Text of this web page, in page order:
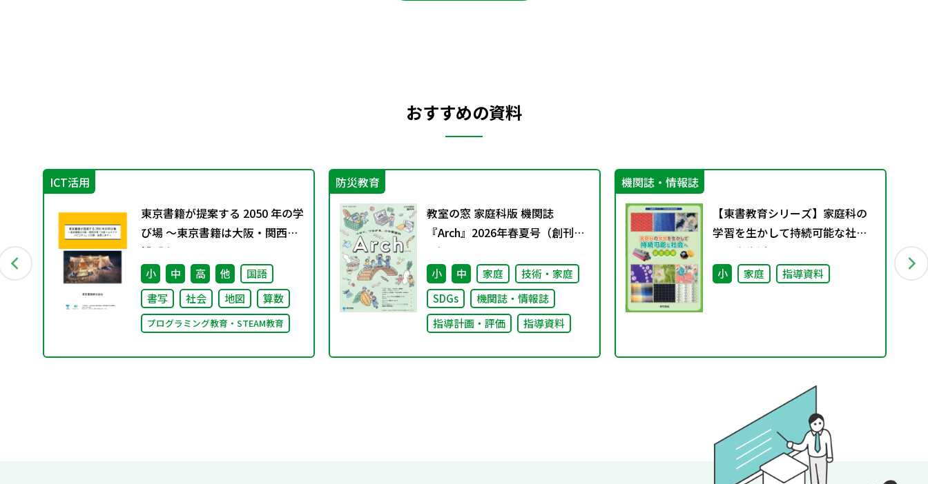
おすすめの資料
ICT活用
東京書籍が提案する 2050 年の学
び場 ～東京書籍は大阪・関西万
博「大阪ヘルスケア パビリオ
ン」に出展・協賛します～
小 中 高 他
国語
書写
社会 地図 算数
プログラミング教育・STEAM教育
防災教育
教室の窓 家庭科版 機関誌
『Arch』2026年春夏号（創刊
号）
小 中 家庭
技術・家庭
SDGs
機関誌・情報誌
指導計画・評価
指導資料
機関誌・情報誌
【東書教育シリーズ】家庭科の
学習を生かして持続可能な社会
へ〜衣生活編〜
小 家庭 指導資料